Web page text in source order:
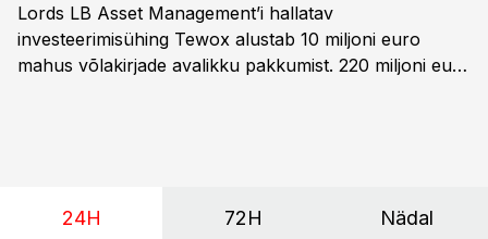
Lords LB Asset Management’i hallatav
investeerimisühing Tewox alustab 10 miljoni euro
mahus võlakirjade avalikku pakkumist. 220 miljoni euro
24H 72H Nädal